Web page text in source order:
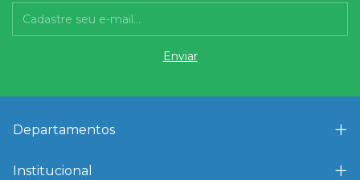
Departamentos
Institucional